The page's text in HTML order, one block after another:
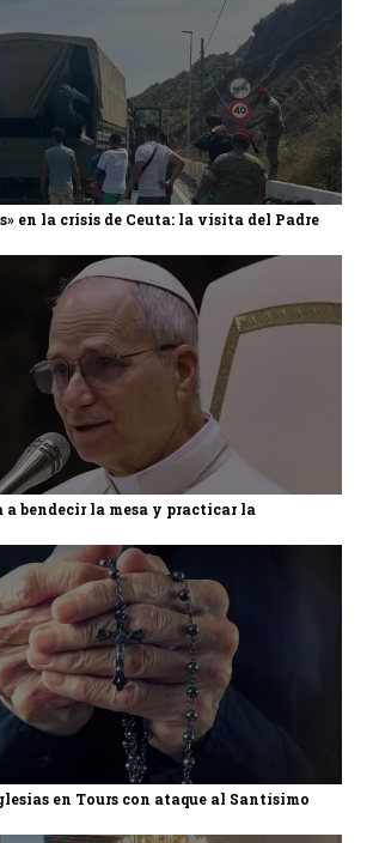
en la crisis de Ceuta: la visita del Padre
bendecir la mesa y practicar la
en Tours con ataque al Santísimo